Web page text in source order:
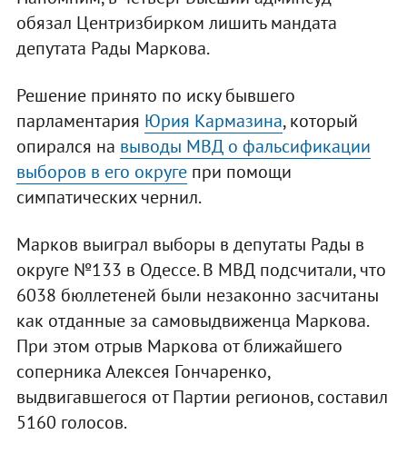
обязал Центризбирком лишить мандата
депутата Рады Маркова.
Решение принято по иску бывшего
парламентария Юрия Кармазина, который
опирался на выводы МВД о фальсификации
выборов в его округепри помощи
симпатических чернил.
Марков выиграл выборы в депутаты Рады в
округе №133 в Одессе. В МВД подсчитали, что
6038 бюллетеней были незаконно засчитаны
как отданные за самовыдвиженца Маркова.
При этом отрыв Маркова от ближайшего
соперника Алексея Гончаренко,
выдвигавшегося от Партии регионов, составил
5160 голосов.